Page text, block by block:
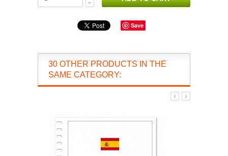
Save
30 OTHER PRODUCTS IN THE
SAME CATEGORY: